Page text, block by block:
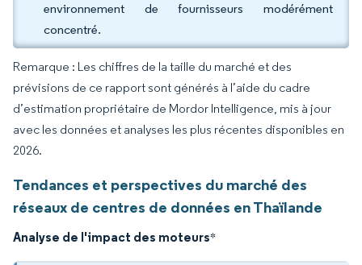
environnement de fournisseurs modérément
concentré.
Remarque : Les chiffres de la taille du marché et des
prévisions de ce rapport sont générés à l’aide du cadre
d’estimation propriétaire de Mordor Intelligence, mis à jour
avec les données et analyses les plus récentes disponibles en
2026.
Tendances et perspectives du marché des
réseaux de centres de données en Thaïlande
Analyse de l'impact des moteurs*